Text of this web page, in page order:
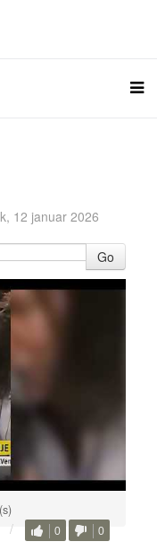
12 januar 2026
Go
0 0